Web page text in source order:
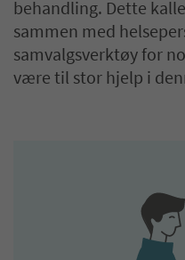
behandling. Dette
sammen med
samvalgsverktøy for
være til stor hjelp i